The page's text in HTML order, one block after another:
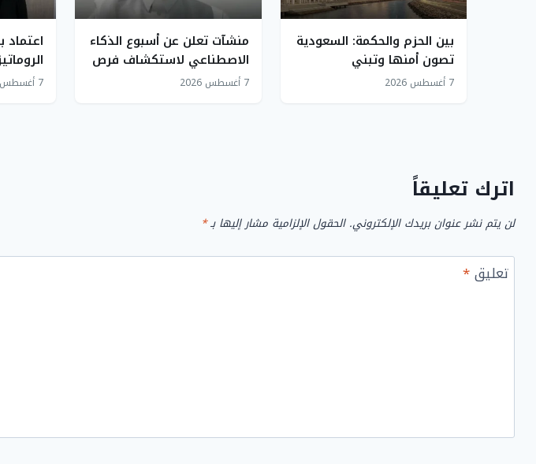
بين الحزم والحكمة: السعودية
تصون أمنها وتبني
مستقبلها وسط العواصف
7 أغسطس 2026
منشآت تعلن عن أسبوع الذكاء
الاصطناعي لاستكشاف فرص
الاستثمار
7 أغسطس 2026
يقلل
7 أغسطس 2026
اترك تعليقاً
لن يتم نشر عنوان بريدك الإلكتروني. الحقول الإلزامية مشار إليها بـ*
تعليق*